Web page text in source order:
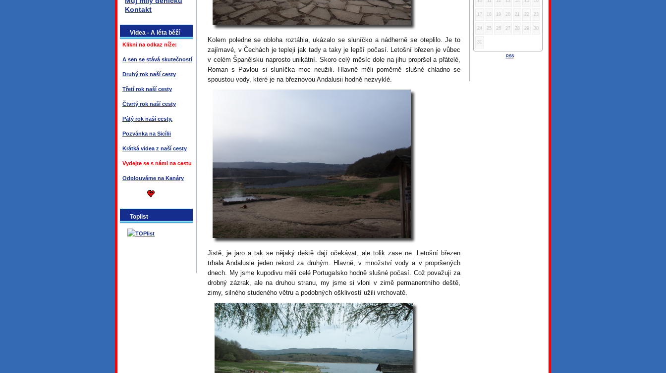
Kontakt
Videa - A léta běží
Klikni na odkaz níže:
A sen se stává skutečností
Druhý rok naší cesty
Třetí rok naší cesty
Čtvrtý rok naší cesty
Pátý rok naší cesty.
Pozvánka na Sicílii
Krátká videa z naší cesty
Vydejte se s námi na cestu
Odplouváme na Kanáry
Toplist
17 18 19 20 21 22 23
24 25 26 27 28 29 30
31
RSS
Kolem poledne se obloha roztáhla, ukázalo se sluníčko a nádherně se oteplilo. Je to
zajímavé, v Čechách je tepleji jak tady a taky je lepší počasí. Letošní březen je vůbec
v celém Španělsku naprosto unikátní. Skoro celý měsíc dole na jihu propršel a přátelé,
Roman s Pavlou si sluníčka moc neužili. Hlavně měli poměrně slušné chladno se
spoustou vody, které je na březnovou Andalusii hodně nezvyklé.
Jistě, je jaro a tak se nějaký deště dají očekávat, ale tolik zase ne. Letošní březen
trhala Andalusie jeden rekord za druhým. Hlavně, v množství vody a v propršených
dnech. My jsme kupodivu měli celé Portugalsko hodně slušné počasí. Což považuji za
drobný zázrak, ale na druhou stranu, my jsme si vloni v zimě permanentního deště,
zimy, silného studeného větru a podobných ošklivostí užili vrchovatě.